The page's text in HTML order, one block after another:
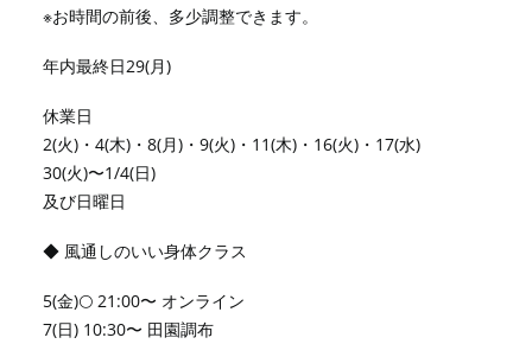
※お時間の前後、多少調整できます。
年内最終日29(月)
休業日
2(火)・4(木)・8(月)・9(火)・11(木)・16(火)・17(水)
30(火)〜1/4(日)
及び日曜日
◆ 風通しのいい身体クラス
5(金)🌕 21:00〜 オンライン
7(日) 10:30〜 田園調布